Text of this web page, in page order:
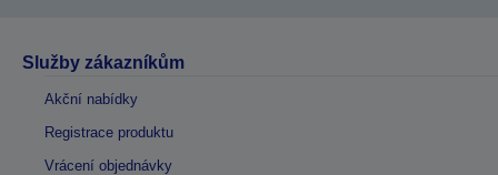
Služby zákazníkům
Akční nabídky
Registrace produktu
Vrácení objednávky